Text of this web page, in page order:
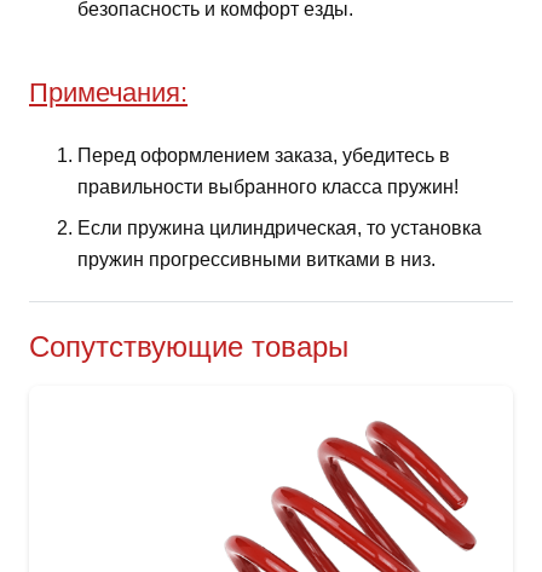
безопасность и комфорт езды.
Примечания:
Перед оформлением заказа, убедитесь в
правильности выбранного класса пружин!
Если пружина цилиндрическая, то установка
пружин прогрессивными витками в низ.
Сопутствующие товары